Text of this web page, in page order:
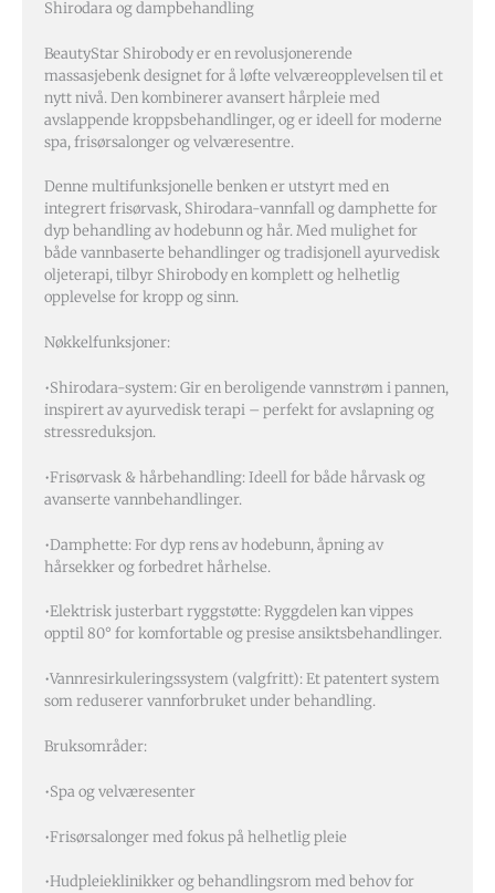
Shirodara og dampbehandling
BeautyStar Shirobody er en revolusjonerende
massasjebenk designet for å løfte velværeopplevelsen til et
nytt nivå. Den kombinerer avansert hårpleie med
avslappende kroppsbehandlinger, og er ideell for moderne
spa, frisørsalonger og velværesentre.
Denne multifunksjonelle benken er utstyrt med en
integrert frisørvask, Shirodara-vannfall og damphette for
dyp behandling av hodebunn og hår. Med mulighet for
både vannbaserte behandlinger og tradisjonell ayurvedisk
oljeterapi, tilbyr Shirobody en komplett og helhetlig
opplevelse for kropp og sinn.
Nøkkelfunksjoner:
•Shirodara-system: Gir en beroligende vannstrøm i pannen,
inspirert av ayurvedisk terapi – perfekt for avslapning og
stressreduksjon.
•Frisørvask & hårbehandling: Ideell for både hårvask og
avanserte vannbehandlinger.
•Damphette: For dyp rens av hodebunn, åpning av
hårsekker og forbedret hårhelse.
•Elektrisk justerbart ryggstøtte: Ryggdelen kan vippes
opptil 80° for komfortable og presise ansiktsbehandlinger.
•Vannresirkuleringssystem (valgfritt): Et patentert system
som reduserer vannforbruket under behandling.
Bruksområder:
•Spa og velværesenter
•Frisørsalonger med fokus på helhetlig pleie
•Hudpleieklinikker og behandlingsrom med behov for